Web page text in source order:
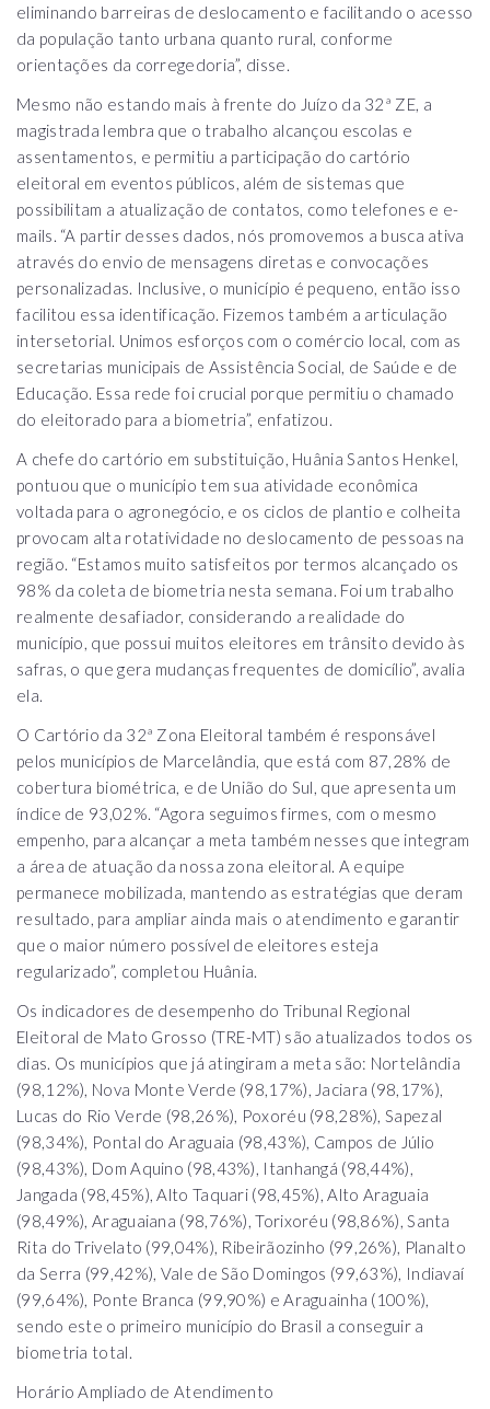
eliminando barreiras de deslocamento e facilitando o acesso
da população tanto urbana quanto rural, conforme
orientações da corregedoria”, disse.
Mesmo não estando mais à frente do Juízo da 32ª ZE, a
magistrada lembra que o trabalho alcançou escolas e
assentamentos, e permitiu a participação do cartório
eleitoral em eventos públicos, além de sistemas que
possibilitam a atualização de contatos, como telefones e e-
mails. “A partir desses dados, nós promovemos a busca ativa
através do envio de mensagens diretas e convocações
personalizadas. Inclusive, o município é pequeno, então isso
facilitou essa identificação. Fizemos também a articulação
intersetorial. Unimos esforços com o comércio local, com as
secretarias municipais de Assistência Social, de Saúde e de
Educação. Essa rede foi crucial porque permitiu o chamado
do eleitorado para a biometria”, enfatizou.
A chefe do cartório em substituição, Huânia Santos Henkel,
pontuou que o município tem sua atividade econômica
voltada para o agronegócio, e os ciclos de plantio e colheita
provocam alta rotatividade no deslocamento de pessoas na
região. “Estamos muito satisfeitos por termos alcançado os
98% da coleta de biometria nesta semana. Foi um trabalho
realmente desafiador, considerando a realidade do
município, que possui muitos eleitores em trânsito devido às
safras, o que gera mudanças frequentes de domicílio”, avalia
ela.
O Cartório da 32ª Zona Eleitoral também é responsável
pelos municípios de Marcelândia, que está com 87,28% de
cobertura biométrica, e de União do Sul, que apresenta um
índice de 93,02%. “Agora seguimos firmes, com o mesmo
empenho, para alcançar a meta também nesses que integram
a área de atuação da nossa zona eleitoral. A equipe
permanece mobilizada, mantendo as estratégias que deram
resultado, para ampliar ainda mais o atendimento e garantir
que o maior número possível de eleitores esteja
regularizado”, completou Huânia.
Os indicadores de desempenho do Tribunal Regional
Eleitoral de Mato Grosso (TRE-MT) são atualizados todos os
dias. Os municípios que já atingiram a meta são: Nortelândia
(98,12%), Nova Monte Verde (98,17%), Jaciara (98,17%),
Lucas do Rio Verde (98,26%), Poxoréu (98,28%), Sapezal
(98,34%), Pontal do Araguaia (98,43%), Campos de Júlio
(98,43%), Dom Aquino (98,43%), Itanhangá (98,44%),
Jangada (98,45%), Alto Taquari (98,45%), Alto Araguaia
(98,49%), Araguaiana (98,76%), Torixoréu (98,86%), Santa
Rita do Trivelato (99,04%), Ribeirãozinho (99,26%), Planalto
da Serra (99,42%), Vale de São Domingos (99,63%), Indiavaí
(99,64%), Ponte Branca (99,90%) e Araguainha (100%),
sendo este o primeiro município do Brasil a conseguir a
biometria total.
Horário Ampliado de Atendimento